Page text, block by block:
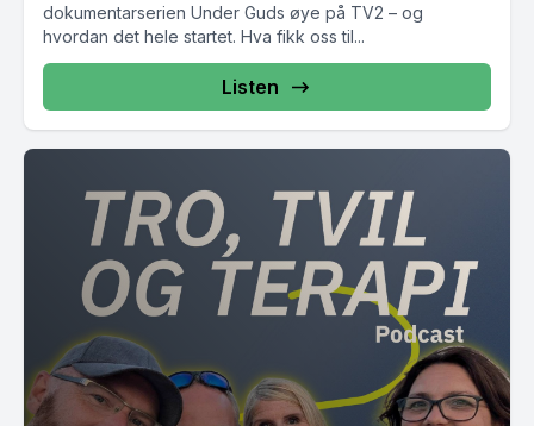
dokumentarserien Under Guds øye på TV2 – og
hvordan det hele startet. Hva fikk oss til...
Listen